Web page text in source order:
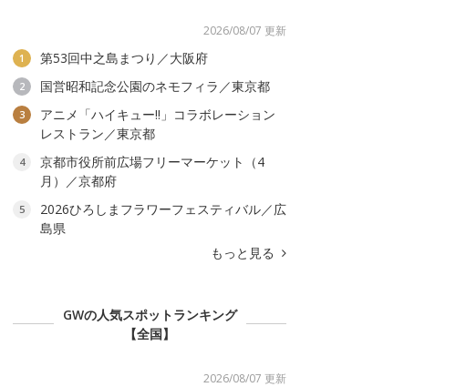
2026/08/07 更新
1 第53回中之島まつり／大阪府
2 国営昭和記念公園のネモフィラ／東京都
3
アニメ「ハイキュー!!」コラボレーション
レストラン／東京都
4
京都市役所前広場フリーマーケット（4
月）／京都府
5
2026ひろしまフラワーフェスティバル／広
島県
もっと見る
GWの人気スポットランキング
【全国】
2026/08/07 更新